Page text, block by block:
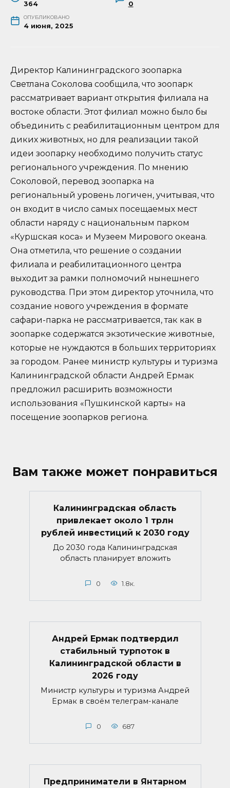
364 0
ОПУБЛИКОВАНО
4 июня, 2025
Директор Калининградского зоопарка
Светлана Соколова сообщила, что зоопарк
рассматривает вариант открытия филиала на
востоке области. Этот филиал можно было бы
объединить с реабилитационным центром для
диких животных, но для реализации такой
идеи зоопарку необходимо получить статус
регионального учреждения. По мнению
Соколовой, перевод зоопарка на
региональный уровень логичен, учитывая, что
он входит в число самых посещаемых мест
области наряду с национальным парком
«Куршская коса» и Музеем Мирового океана.
Она отметила, что решение о создании
филиала и реабилитационного центра
выходит за рамки полномочий нынешнего
руководства. При этом директор уточнила, что
создание нового учреждения в формате
сафари-парка не рассматривается, так как в
зоопарке содержатся экзотические животные,
которые не нуждаются в больших территориях
за городом. Ранее министр культуры и туризма
Калининградской области Андрей Ермак
предложил расширить возможности
использования «Пушкинской карты» на
посещение зоопарков региона.
Вам также может понравиться
Калининградская область
привлекает около 1 трлн
рублей инвестиций к 2030 году
До 2030 года Калининградская
область планирует вложить
0 1.8к.
Андрей Ермак подтвердил
стабильный турпоток в
Калининградской области в
2026 году
Министр культуры и туризма Андрей
Ермак в своём телеграм-канале
0 687
Предприниматели в Янтарном